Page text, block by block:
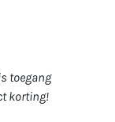
toegang
korting!